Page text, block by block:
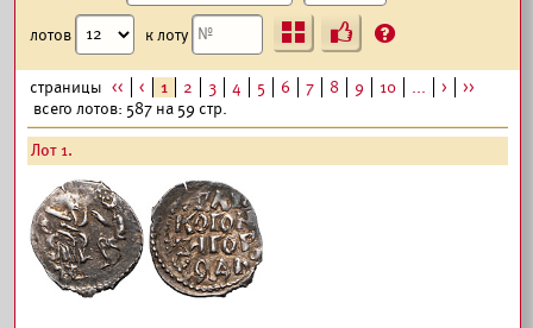
лотов к лоту Ъ ?
страницы << < 1 2 3 4 5 6 7 8 9 10 ... >
>>
всего лотов: 587 на 59 стр.
Лот 1.